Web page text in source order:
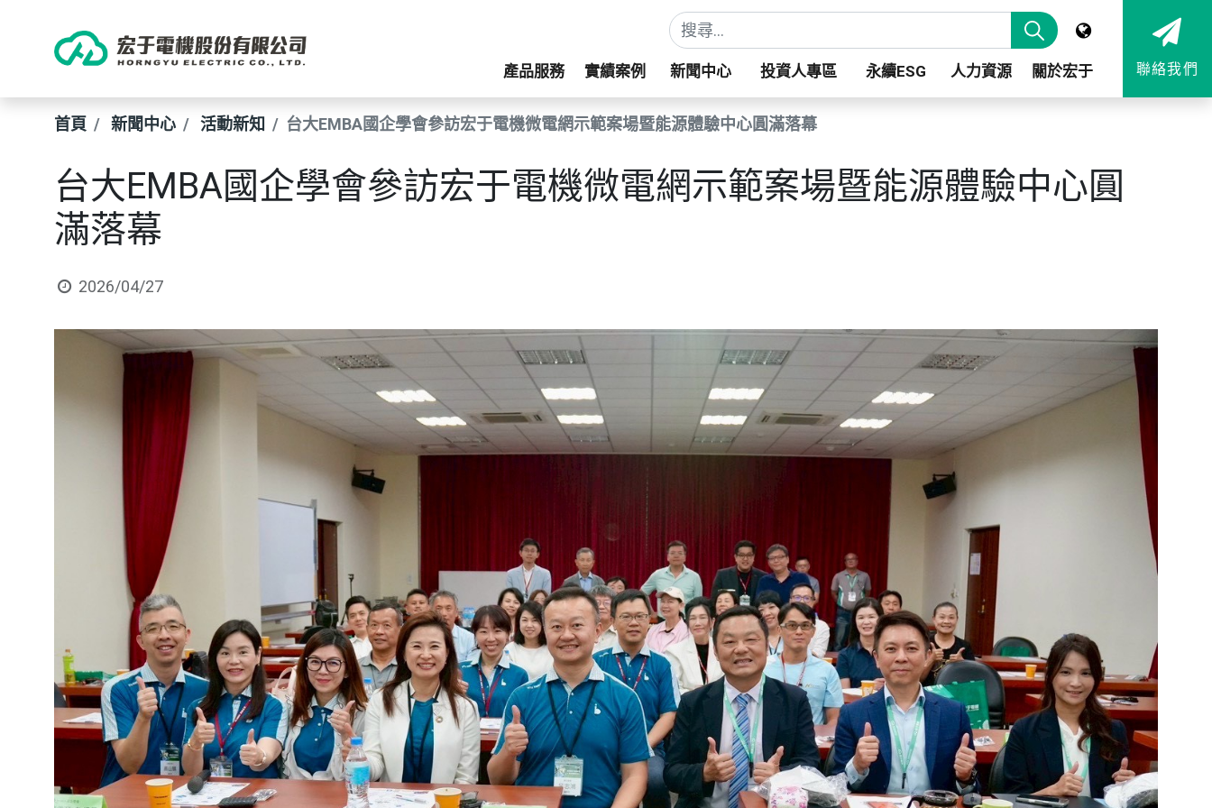
產品服務 實績案例 新聞中心 投資人專區 永續ESG 人力資源 關於宏于 聯絡我們
首頁 新聞中心 活動新知 台大EMBA國企學會參訪宏于電機微電網示範案場暨能源體驗中心圓滿落幕
台大EMBA國企學會參訪宏于電機微電網示範案場暨能源體驗中心圓
滿落幕
2026/04/27